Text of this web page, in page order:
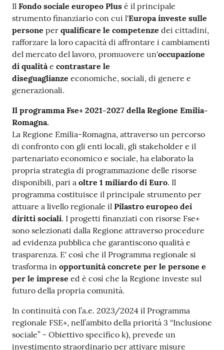
Il Fondo sociale europeo Plus è il principale
strumento finanziario con cui l'Europa investe sulle
persone per qualificare le competenze dei cittadini,
rafforzare la loro capacità di affrontare i cambiamenti
del mercato del lavoro, promuovere un'occupazione
di qualità e contrastare le
diseguaglianze economiche, sociali, di genere e
generazionali.
Il programma Fse+ 2021-2027 della Regione Emilia-
Romagna.
La Regione Emilia-Romagna, attraverso un percorso
di confronto con gli enti locali, gli stakeholder e il
partenariato economico e sociale, ha elaborato la
propria strategia di programmazione delle risorse
disponibili, pari a oltre 1 miliardo di Euro. Il
programma costituisce il principale strumento per
attuare a livello regionale il Pilastro europeo dei
diritti sociali. I progetti finanziati con risorse Fse+
sono selezionati dalla Regione attraverso procedure
ad evidenza pubblica che garantiscono qualità e
trasparenza. E' così che il Programma regionale si
trasforma in opportunità concrete per le persone e
per le imprese ed è così che la Regione investe sul
futuro della propria comunità.
In continuità con l’a.e. 2023/2024 il Programma
regionale FSE+, nell’ambito della priorità 3 “Inclusione
sociale” - Obiettivo specifico k), prevede un
investimento straordinario per attivare misure